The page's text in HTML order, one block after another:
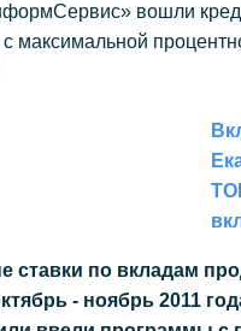
вошли
максимальной
ставки по вкладам
- ноябрь 2011